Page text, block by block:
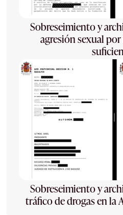
Sobreseimiento y
agresión sexual
Sobreseimiento y
tráfico de drogas en la